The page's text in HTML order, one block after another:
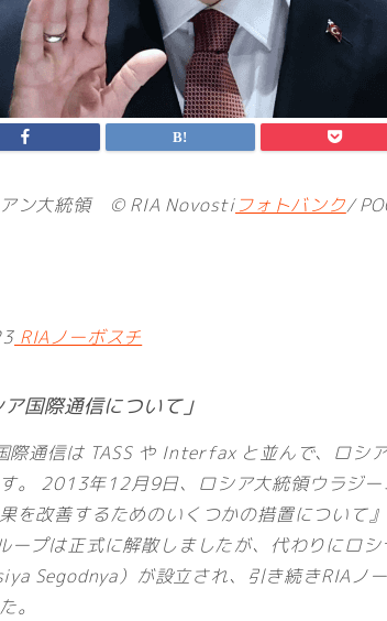
アン大統領 © RIA Novostiフォトバンク/
RIAノーボスチ
国際通信について」
際通信は TASS や Interfax と並んで、ロシ
。 2013年12月9日、ロシア大統領ウラジ
を改善するためのいくつかの措置について
プは正式に解散しましたが、代わりにロ
Segodnya）が設立され、引き続きRIAノ
。